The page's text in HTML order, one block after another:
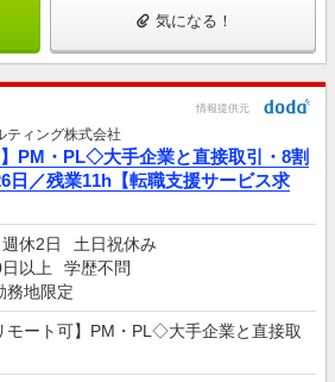
気になる！
情報提供元
ティング株式会社
】PM・PL◇大手企業と直接取引・8割
日／残業11h【転職支援サービス求
週休2日
土日祝休み
以上
学歴不問
務地限定
モート可】PM・PL◇大手企業と直接取